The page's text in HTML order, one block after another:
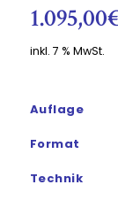
1.095,00
inkl. 7 % MwSt.
Auflage
Format
Technik